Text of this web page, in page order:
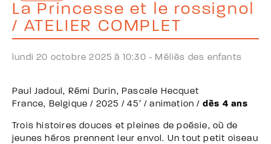
La Princesse et le rossignol
/ ATELIER COMPLET
lundi 20 octobre 2025 à 10:30 - Méliès des enfants
Paul Jadoul, Rémi Durin, Pascale Hecquet
France, Belgique / 2025 / 45′ / animation / dès 4 ans
Trois histoires douces et pleines de poésie, où de
jeunes héros prennent leur envol. Un tout petit oiseau